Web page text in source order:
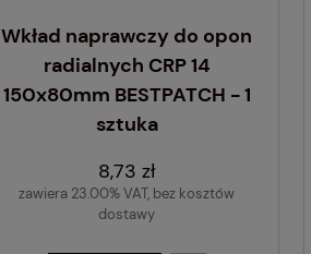
Wkład naprawczy do opon
radialnych CRP 14
150x80mm BESTPATCH - 1
sztuka
8,73 zł
zawiera 23.00% VAT, bez kosztów
dostawy